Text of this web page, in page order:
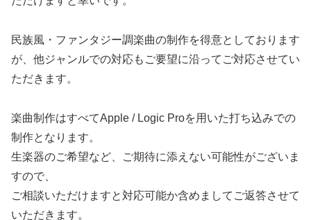
民族風・ファンタジー調楽曲の制作を得意としております
が、他ジャンルでの対応もご要望に沿ってご対応させてい
ただきます。
楽曲制作はすべてApple / Logic Proを用いた打ち込みでの
制作となります。
生楽器のご希望など、ご期待に添えない可能性がございま
すので、
ご相談いただけますと対応可能か含めましてご返答させて
いただきます。